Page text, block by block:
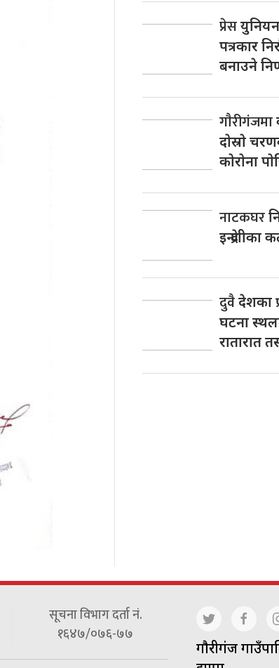
प्रेस
पत्रकार
बनाउने
गाैरीगंजमा
दाेस्राे
काेराेना
नाटकघर
इन्द्रेणीका
दुवैदेशका
घटना
रातारात
सूचना विभाग दर्ता नं.
१६४७/०७६-७७
गाैरीगंज